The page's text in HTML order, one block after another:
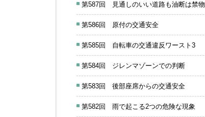
第587回 見通しのいい道路も油断は禁物
第586回 原付の交通安全
第585回 自転車の交通違反ワースト3
第584回 ジレンマゾーンでの判断
第583回 後部座席からの交通安全
第582回 雨で起こる2つの危険な現象